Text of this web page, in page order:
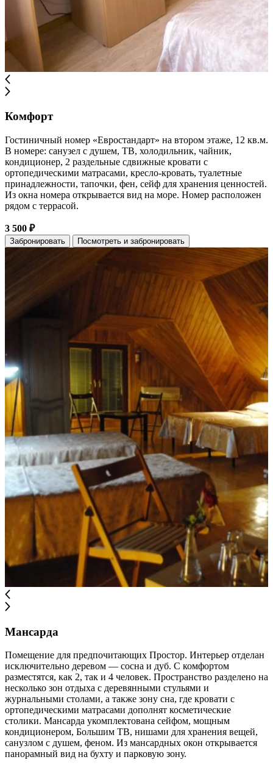
Комфорт
Гостиничный номер «Евростандарт» на втором этаже, 12 кв.м.
В номере: санузел с душем, ТВ, холодильник, чайник,
кондиционер, 2 раздельные сдвижные кровати с
ортопедическими матрасами, кресло-кровать, туалетные
принадлежности, тапочки, фен, сейф для хранения ценностей.
Из окна номера открывается вид на море. Номер расположен
рядом с террасой.
3 500 ₽
Забронировать Посмотреть и забронировать
Мансарда
Помещение для предпочитающих Простор. Интерьер отделан
исключительно деревом — сосна и дуб. С комфортом
разместятся, как 2, так и 4 человек. Пространство разделено на
несколько зон отдыха с деревянными стульями и
журнальными столами, а также зону сна, где кровати с
ортопедическими матрасами дополнят косметические
столики. Мансарда укомплектована сейфом, мощным
кондиционером, Большим ТВ, нишами для хранения вещей,
санузлом с душем, феном. Из мансардных окон открывается
панорамный вид на бухту и парковую зону.